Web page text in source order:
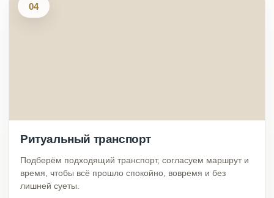
04
Ритуальный транспорт
Подберём подходящий транспорт, согласуем маршрут и
время, чтобы всё прошло спокойно, вовремя и без
лишней суеты.